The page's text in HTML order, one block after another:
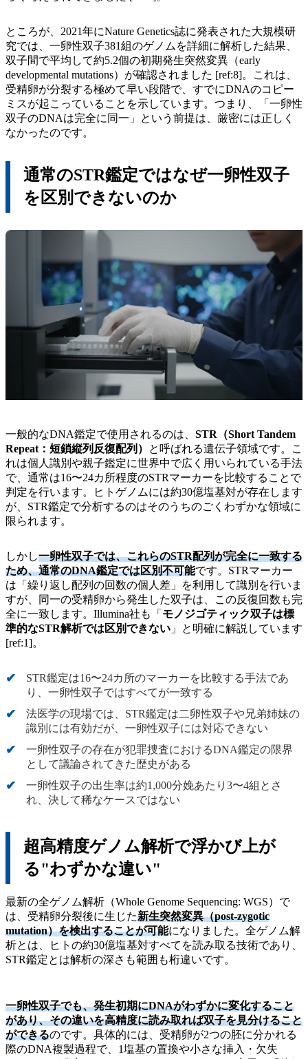
ところが、2021年にNature Genetics誌に発表された大規模研
究では、一卵性双子381組のゲノムを詳細に解析した結果、
双子間で平均して約5.2個の初期発生突然変異（early
developmental mutations）が確認されました [ref:8]。これは、
受精卵が分裂する極めて早い段階で、すでにDNAのコピー
ミスが起こっていることを示しています。つまり、「一卵性
双子のDNAは完全に同一」という前提は、厳密には正しく
なかったのです。
通常のSTR鑑定ではなぜ一卵性双子
を区別できないのか
一般的なDNA鑑定で使用されるのは、 STR（Short Tandem
Repeat：短鎖縦列反復配列）
と呼ばれる遺伝子領域です。こ
れは個人識別や親子鑑定に世界中で広く用いられている手法
で、通常は16〜24カ所程度のSTRマーカーを比較することで
判定を行います。ヒトゲノムには約30億塩基対が存在します
が、STR鑑定で分析するのはそのうちのごくわずかな領域に
限られます。
しかし一卵性双子では、これらのSTR配列が完全に一致する
ため、通常のDNA鑑定では区別不可能です。STRマーカー
は「繰り返し配列の回数の個人差」を利用して識別を行いま
すが、同一の受精卵から発生した双子は、この反復回数も完
全に一致します。Illumina社も「 モノジゴティック双子は標
準的なSTR解析では区別できない 」と明確に解説しています
[ref:1]。
STR鑑定は16〜24カ所のマーカーを比較する手法であ
り、一卵性双子ではすべてが一致する
法医学の現場では、STR鑑定は二卵性双子や兄弟姉妹の
識別には有効だが、一卵性双子には対応できない
一卵性双子の存在が犯罪捜査におけるDNA鑑定の限界
として議論されてきた歴史がある
一卵性双子の出生率は約1,000分娩あたり3〜4組とさ
れ、決して稀なケースではない
超高精度ゲノム解析で浮かび上が
る"わずかな違い"
最新の全ゲノム解析（Whole Genome Sequencing: WGS）で
は、受精卵分裂後に生じた新生突然変異（post-zygotic
mutation）を検出することが可能になりました。全ゲノム解
析とは、ヒトの約30億塩基対すべてを読み取る技術であり、
STR鑑定とは解析の深さも範囲も桁違いです。
一卵性双子でも、発生初期にDNAがわずかに変化すること
があり、その違いを高精度に読み取れば双子を見分けること
ができるのです。具体的には、受精卵が2つの胚に分かれる
際のDNA複製過程で、1塩基の置換や小さな挿入・欠失